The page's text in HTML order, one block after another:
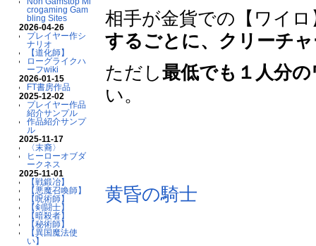
crogaming Gam
bling Sites
2026-04-26
プレイヤー作シ
ナリオ
【道化師】
ローグライクハ
ーフwiki
2026-01-15
FT書房作品
2025-12-02
プレイヤー作品
紹介サンプル
作品紹介サンプ
ル
2025-11-17
〈末裔〉
ヒーローオブダ
ークネス
2025-11-01
【戦鍛冶】
【悪魔召喚師】
【呪術師】
【剣闘士】
【暗殺者】
【秘術師】
【異国魔法使
い】
相手が金貨での【ワイ
するごとに、クリーチ
ただし最低でも１人分
い。
黄昏の騎士